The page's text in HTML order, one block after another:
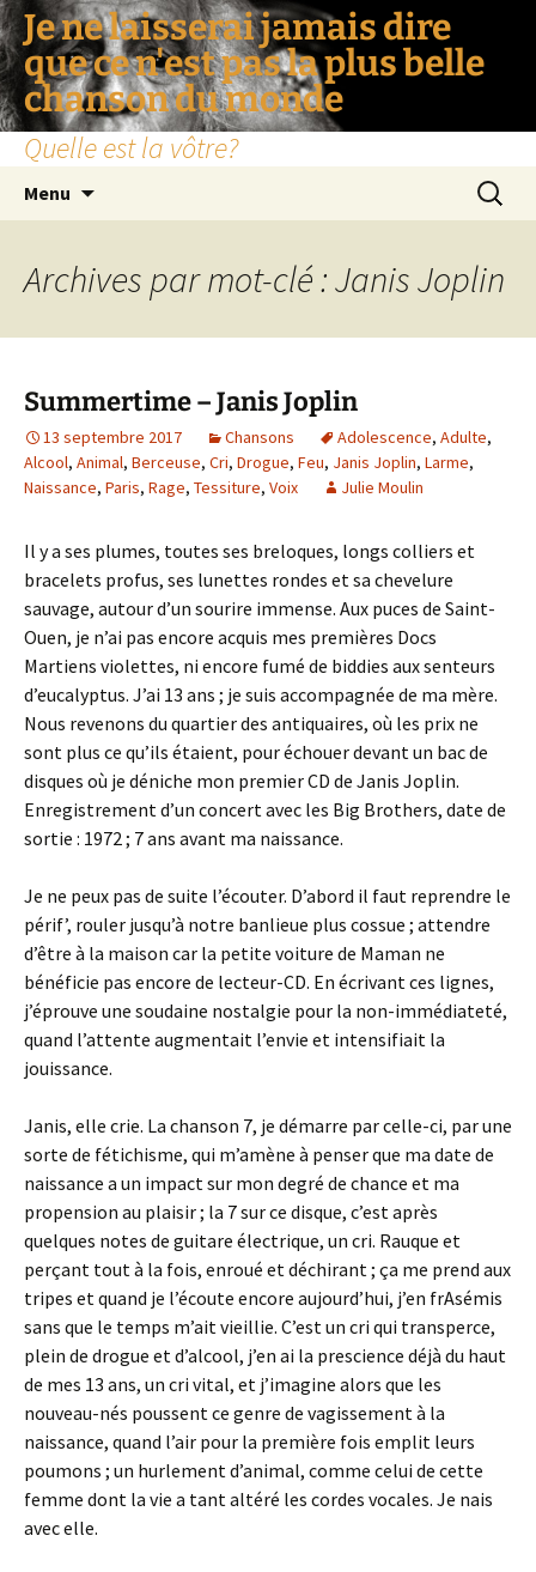
Je ne laisserai jamais dire
que ce n'est pas la plus belle
chanson du monde
Quelle est la vôtre?
Menu
Archives par mot-clé : Janis Joplin
Summertime – Janis Joplin
13 septembre 2017 Chansons Adolescence, Adulte,
Alcool, Animal, Berceuse, Cri, Drogue, Feu, Janis Joplin, Larme,
Naissance, Paris, Rage, Tessiture, Voix Julie Moulin
Il y a ses plumes, toutes ses breloques, longs colliers et
bracelets profus, ses lunettes rondes et sa chevelure
sauvage, autour d’un sourire immense. Aux puces de Saint-
Ouen, je n’ai pas encore acquis mes premières Docs
Martiens violettes, ni encore fumé de biddies aux senteurs
d’eucalyptus. J’ai 13 ans ; je suis accompagnée de ma mère.
Nous revenons du quartier des antiquaires, où les prix ne
sont plus ce qu’ils étaient, pour échouer devant un bac de
disques où je déniche mon premier CD de Janis Joplin.
Enregistrement d’un concert avec les Big Brothers, date de
sortie : 1972 ; 7 ans avant ma naissance.
Je ne peux pas de suite l’écouter. D’abord il faut reprendre le
périf’, rouler jusqu’à notre banlieue plus cossue ; attendre
d’être à la maison car la petite voiture de Maman ne
bénéficie pas encore de lecteur-CD. En écrivant ces lignes,
j’éprouve une soudaine nostalgie pour la non-immédiateté,
quand l’attente augmentait l’envie et intensifiait la
jouissance.
Janis, elle crie. La chanson 7, je démarre par celle-ci, par une
sorte de fétichisme, qui m’amène à penser que ma date de
naissance a un impact sur mon degré de chance et ma
propension au plaisir ; la 7 sur ce disque, c’est après
quelques notes de guitare électrique, un cri. Rauque et
perçant tout à la fois, enroué et déchirant ; ça me prend aux
tripes et quand je l’écoute encore aujourd’hui, j’en frAsémis
sans que le temps m’ait vieillie. C’est un cri qui transperce,
plein de drogue et d’alcool, j’en ai la prescience déjà du haut
de mes 13 ans, un cri vital, et j’imagine alors que les
nouveau-nés poussent ce genre de vagissement à la
naissance, quand l’air pour la première fois emplit leurs
poumons ; un hurlement d’animal, comme celui de cette
femme dont la vie a tant altéré les cordes vocales. Je nais
avec elle.